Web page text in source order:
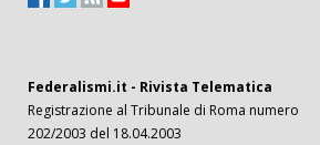
Federalismi.it - Rivista Telematica
Registrazione al Tribunale di Roma numero
202/2003 del 18.04.2003